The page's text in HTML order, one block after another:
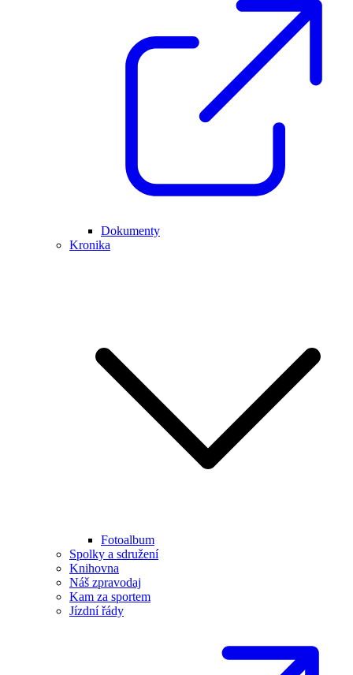
Dokumenty
Kronika
Fotoalbum
Spolky a sdružení
Knihovna
Náš zpravodaj
Kam za sportem
Jízdní řády